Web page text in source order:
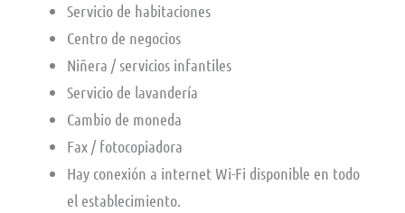
Servicio de habitaciones
Centro de negocios
Niñera / servicios infantiles
Servicio de lavandería
Cambio de moneda
Fax / fotocopiadora
Hay conexión a internet Wi-Fi disponible en todo
el establecimiento.